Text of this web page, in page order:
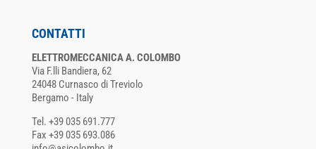
CONTATTI
ELETTROMECCANICA A. COLOMBO
Via F.lli Bandiera, 62
24048 Curnasco di Treviolo
Bergamo - Italy
Tel. +39 035 691.777
Fax +39 035 693.086